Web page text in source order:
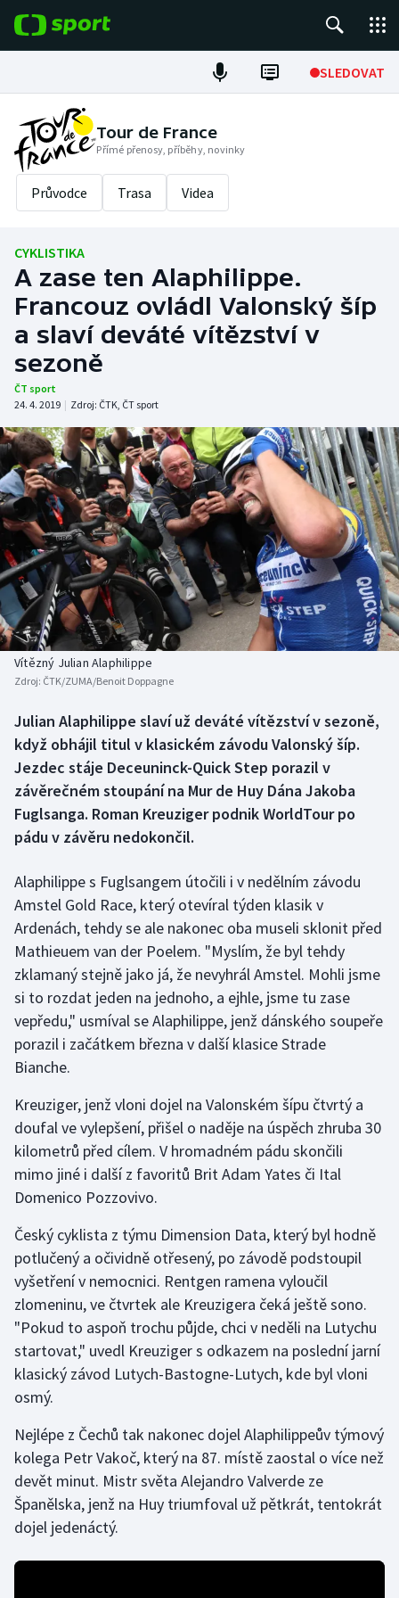
SLEDOVAT
Fotbal
Hokej
Tenis
Cyklistika
DALŠÍ SPORTY
Americký fotbal
Baseball a softbal
Basketbal
Biatlon
Boby a skeleton
Box
Curling
Dostihy
Florbal
Futsal
Golf
Gymnastika
Házená
Jezdectví
Judo
Krasobruslení
Lezení
Lyže a snowboard
Moderní pětiboj
Motorsport
Olympijské hry
Parasport
Plavání
Plážový volejbal
Ragby
Rychlobruslení
Rychlostní kanoistika
Short track
NEPŘEHLÉDNĚTE
Soutěže
Historické návraty
Aplikace ČT sport
AZ kvíz
Tour de France
Přímé přenosy, příběhy, novinky
Průvodce Trasa Videa
CYKLISTIKA
A zase ten Alaphilippe.
Francouz ovládl Valonský šíp
a slaví deváté vítězství v
sezoně
ČT sport
24. 4. 2019 | Zdroj: ČTK, ČT sport
Vítězný Julian Alaphilippe
Zdroj: ČTK/ZUMA/Benoit Doppagne
Julian Alaphilippe slaví už deváté vítězství v sezoně,
když obhájil titul v klasickém závodu Valonský šíp.
Jezdec stáje Deceuninck-Quick Step porazil v
závěrečném stoupání na Mur de Huy Dána Jakoba
Fuglsanga. Roman Kreuziger podnik WorldTour po
pádu v závěru nedokončil.
Alaphilippe s Fuglsangem útočili i v nedělním závodu
Amstel Gold Race, který otevíral týden klasik v
Ardenách, tehdy se ale nakonec oba museli sklonit před
Mathieuem van der Poelem. "Myslím, že byl tehdy
zklamaný stejně jako já, že nevyhrál Amstel. Mohli jsme
si to rozdat jeden na jednoho, a ejhle, jsme tu zase
vepředu," usmíval se Alaphilippe, jenž dánského soupeře
porazil i začátkem března v další klasice Strade
Bianche.
Kreuziger, jenž vloni dojel na Valonském šípu čtvrtý a
doufal ve vylepšení, přišel o naděje na úspěch zhruba 30
kilometrů před cílem. V hromadném pádu skončili
mimo jiné i další z favoritů Brit Adam Yates či Ital
Domenico Pozzovivo.
Český cyklista z týmu Dimension Data, který byl hodně
potlučený a očividně otřesený, po závodě podstoupil
vyšetření v nemocnici. Rentgen ramena vyloučil
zlomeninu, ve čtvrtek ale Kreuzigera čeká ještě sono.
"Pokud to aspoň trochu půjde, chci v neděli na Lutychu
startovat," uvedl Kreuziger s odkazem na poslední jarní
klasický závod Lutych-Bastogne-Lutych, kde byl vloni
osmý.
Nejlépe z Čechů tak nakonec dojel Alaphilippeův týmový
kolega Petr Vakoč, který na 87. místě zaostal o více než
devět minut. Mistr světa Alejandro Valverde ze
Španělska, jenž na Huy triumfoval už pětkrát, tentokrát
dojel jedenáctý.